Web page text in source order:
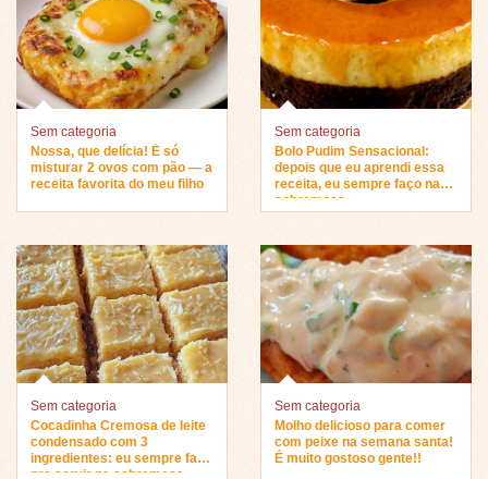
Sem categoria
Nossa, que delícia! É só
misturar 2 ovos com pão — a
receita favorita do meu filho
Sem categoria
Bolo Pudim Sensacional:
depois que eu aprendi essa
receita, eu sempre faço na
sobremesa…
Sem categoria
Cocadinha Cremosa de leite
condensado com 3
ingredientes: eu sempre faço
pra servir na sobremesa…
Sem categoria
Molho delicioso para comer
com peixe na semana santa!
É muito gostoso gente!!